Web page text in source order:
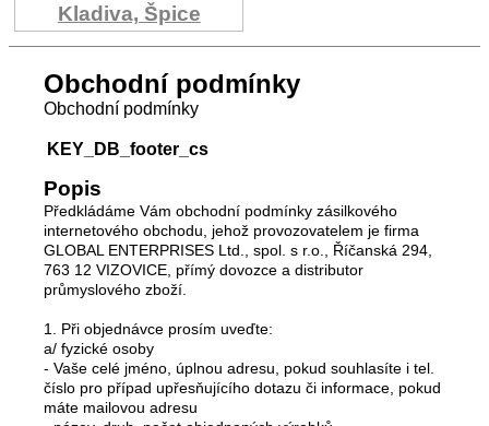
Kladiva, Špice
Obchodní podmínky
Obchodní podmínky
KEY_DB_footer_cs
Popis
Předkládáme Vám obchodní podmínky zásilkového
internetového obchodu, jehož provozovatelem je firma
GLOBAL ENTERPRISES Ltd., spol. s r.o., Říčanská 294,
763 12 VIZOVICE, přímý dovozce a distributor
průmyslového zboží.
1. Při objednávce prosím uveďte:
a/ fyzické osoby
- Vaše celé jméno, úplnou adresu, pokud souhlasíte i tel.
číslo pro případ upřesňujícího dotazu či informace, pokud
máte mailovou adresu